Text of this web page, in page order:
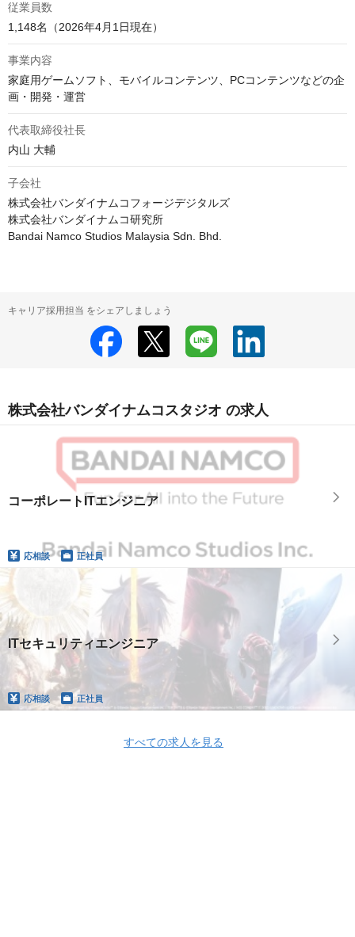
従業員数
1,148名（2026年4月1日現在）
事業内容
家庭用ゲームソフト、モバイルコンテンツ、PCコンテンツなどの企
代表取締役社長
内山 大輔
子会社
株式会社バンダイナムコフォージデジタルズ
株式会社バンダイナムコ研究所
Bandai Namco Studios Malaysia Sdn. Bhd.
キャリア採用担当 をシェアしましょう
株式会社バンダイナムコスタジオ の求人
コーポレートITエンジニア
応相談 正社員
ITセキュリティエンジニア
応相談 正社員
すべての求人を見る